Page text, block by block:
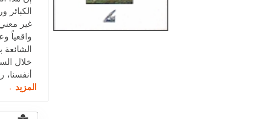
غير
واقعياً
خلال
المزيد →